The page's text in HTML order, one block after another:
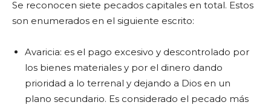
Se reconocen siete pecados capitales en total. Estos
son enumerados en el siguiente escrito:
Avaricia: es el pago excesivo y descontrolado por
los bienes materiales y por el dinero dando
prioridad a lo terrenal y dejando a Dios en un
plano secundario. Es considerado el pecado más